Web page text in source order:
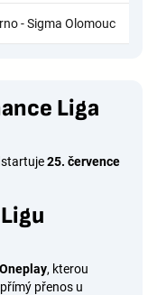
- Sigma Olomouc
Liga
25. července
Oneplay, kterou
přenos u